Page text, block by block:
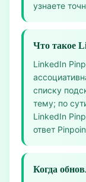
узнаете
Что такое
LinkedIn
списку
тему; по
LinkedIn
ответ
Когда